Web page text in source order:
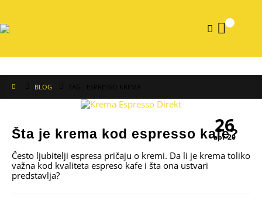
BLOG
26
apr-20
Šta je krema kod espresso kafe?
Često ljubitelji espresa pričaju o kremi. Da li je krema toliko
važna kod kvaliteta espreso kafe i šta ona ustvari
predstavlja?